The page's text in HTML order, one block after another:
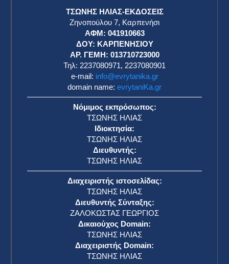
ΤΣΩΝΗΣ ΗΛΙΑΣ-ΕΚΔΟΣΕΙΣ
Ζηνοπούλου 7, Καρπενήσι
ΑΦΜ: 041910663
ΔΟΥ: ΚΑΡΠΕΝΗΣΙΟΥ
ΑΡ. ΓΕΜΗ: 013710723000
Τηλ: 2237080971, 2237080901
e-mail: info@evrytanika.gr
domain name: evrytaniKa.gr
Νόμιμος εκπρόσωπος:
ΤΣΩΝΗΣ ΗΛΙΑΣ
Ιδιοκτησία:
ΤΣΩΝΗΣ ΗΛΙΑΣ
Διευθυντής:
ΤΣΩΝΗΣ ΗΛΙΑΣ
Διαχειριστής ιστοσελίδας:
ΤΣΩΝΗΣ ΗΛΙΑΣ
Διευθυντής Σύνταξης:
ΖΑΛΟΚΩΣΤΑΣ ΓΕΩΡΓΙΟΣ
Δικαιούχος Domain:
ΤΣΩΝΗΣ ΗΛΙΑΣ
Διαχειριστής Domain:
ΤΣΩΝΗΣ ΗΛΙΑΣ